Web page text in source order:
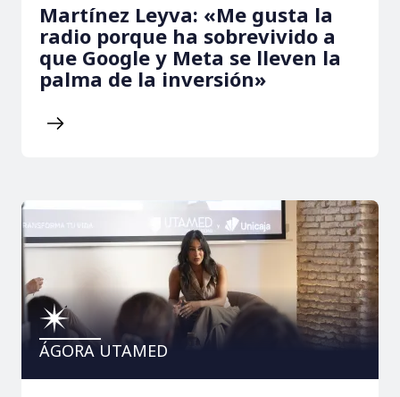
Martínez Leyva: «Me gusta la
radio porque ha sobrevivido a
que Google y Meta se lleven la
palma de la inversión»
ÁGORA UTAMED